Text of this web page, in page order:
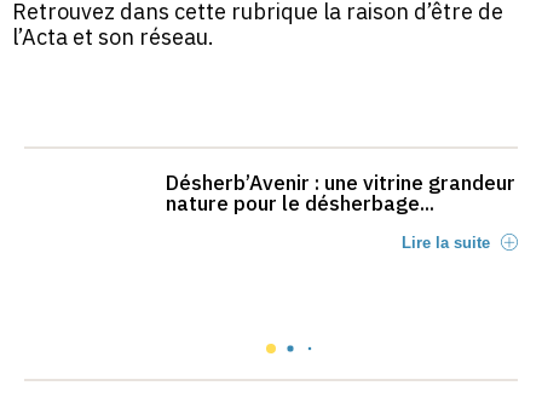
Retrouvez dans cette rubrique la raison d’être de
l’Acta et son réseau.
Désherb’Avenir : une vitrine grandeur
nature pour le désherbage...
Lire la suite